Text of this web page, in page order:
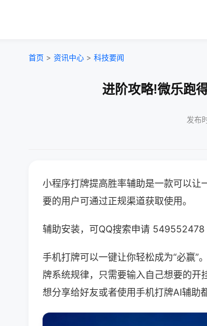
首页 > 资讯中心 > 科技要闻
进阶攻略!微乐跑
发布
小程序打牌提高胜率辅助是一款可以让
要的用户可通过正规渠道获取使用。
辅助安装，可QQ搜索申请 549552478
手机打牌可以一键让你轻松成为“必赢”
牌系统规律，只需要输入自己想要的开
想分享给好友或者使用手机打牌AI辅助